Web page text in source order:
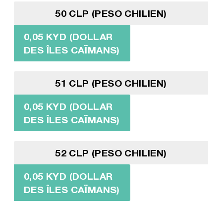
50 CLP (PESO CHILIEN)
0,05 KYD (DOLLAR
DES ÎLES CAÏMANS)
51 CLP (PESO CHILIEN)
0,05 KYD (DOLLAR
DES ÎLES CAÏMANS)
52 CLP (PESO CHILIEN)
0,05 KYD (DOLLAR
DES ÎLES CAÏMANS)